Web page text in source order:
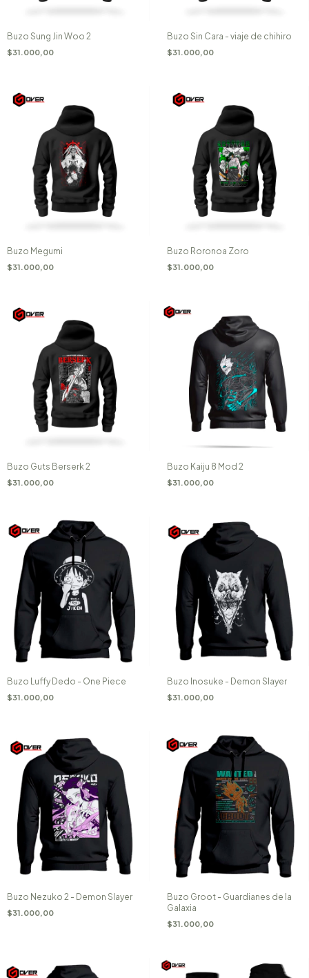
Buzo Sung Jin Woo 2
$31.000,00
Buzo Sin Cara - viaje de chihiro
$31.000,00
Buzo Megumi
$31.000,00
Buzo Roronoa Zoro
$31.000,00
Buzo Guts Berserk 2
$31.000,00
Buzo Kaiju 8 Mod 2
$31.000,00
Buzo Luffy Dedo - One Piece
$31.000,00
Buzo Inosuke - Demon Slayer
$31.000,00
Buzo Nezuko 2 - Demon Slayer
$31.000,00
Buzo Groot - Guardianes de la
Galaxia
$31.000,00